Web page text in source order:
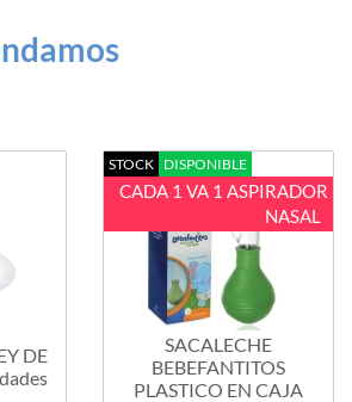
DE
STOCK DISPONIBLE
CADA 1 VA 1 ASPIRADOR
NASAL
SACALECHE
BEBEFANTITOS
PLASTICO EN CAJA